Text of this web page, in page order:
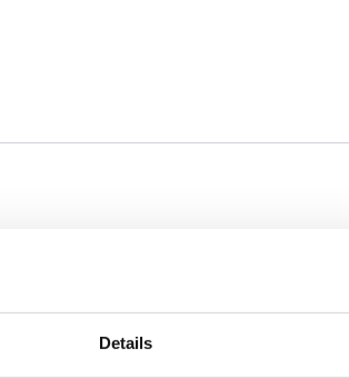
Details
huonekalun alkuperäiseen
huonekalujen rakenteesta,
nykyaikaisia entisöintimenetelmiä.
tarkkuutta ja kärsivällisyyttä.